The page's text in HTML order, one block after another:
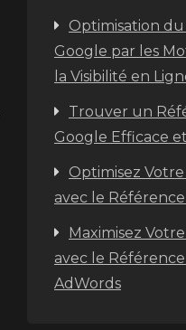
Optimisation
Google par les
la Visibilité en
Trouver un
Google Efficace
Optimisez
avec le
Maximisez
avec le
AdWords